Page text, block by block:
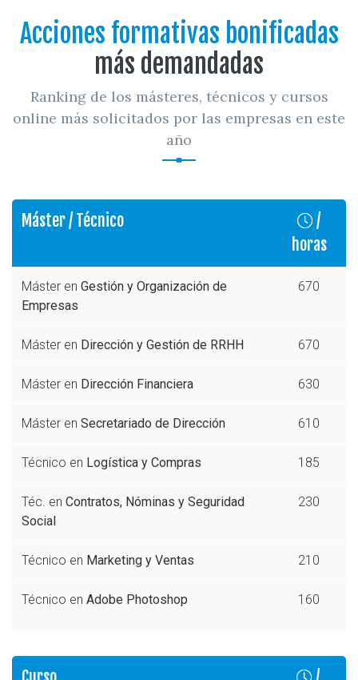
Acciones formativas bonificadas
más demandadas
Ranking de los másteres, técnicos y cursos
online más solicitados por las empresas en este
año
Máster / Técnico
/
horas
Máster en Gestión y Organización de
Empresas
670
Máster en Dirección y Gestión de RRHH 670
Máster en Dirección Financiera 630
Máster en Secretariado de Dirección 610
Técnico en Logística y Compras 185
Téc. en Contratos, Nóminas y Seguridad
Social
230
Técnico en Marketing y Ventas 210
Técnico en Adobe Photoshop 160